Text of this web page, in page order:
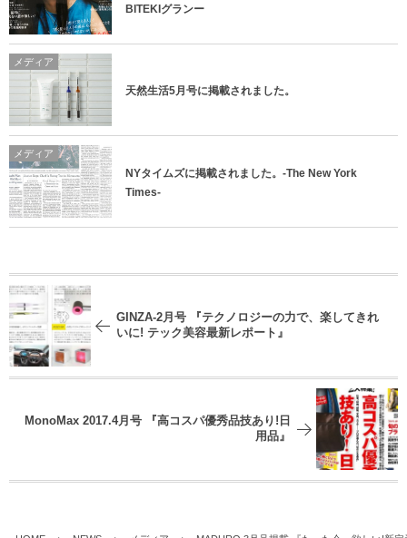
BITEKIグランー
メディア
天然生活5月号に掲載されました。
メディア
NYタイムズに掲載されました。-The New York
Times-
GINZA-2月号 『テクノロジーの力で、楽してきれ
いに! テック美容最新レポート』
MonoMax 2017.4月号 『高コスパ優秀品技あり!日
用品』